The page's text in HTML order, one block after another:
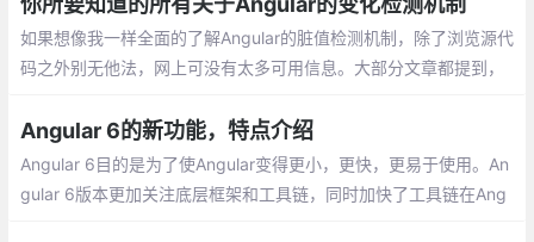
如果想像我一样全面的了解Angular的脏值检测机制，除了浏览源代
码之外别无他法，网上可没有太多可用信息。大部分文章都提到，
脏值检测的策略和案例的使用，并没有做太多的深入。
Angular 6的新功能，特点介绍
Angular 6目的是为了使Angular变得更小，更快，更易于使用。An
gular 6版本更加关注底层框架和工具链，同时加快了工具链在Ang